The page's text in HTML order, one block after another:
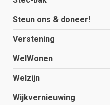
Steun ons & doneer!
Verstening
WelWonen
Welzijn
Wijkvernieuwing